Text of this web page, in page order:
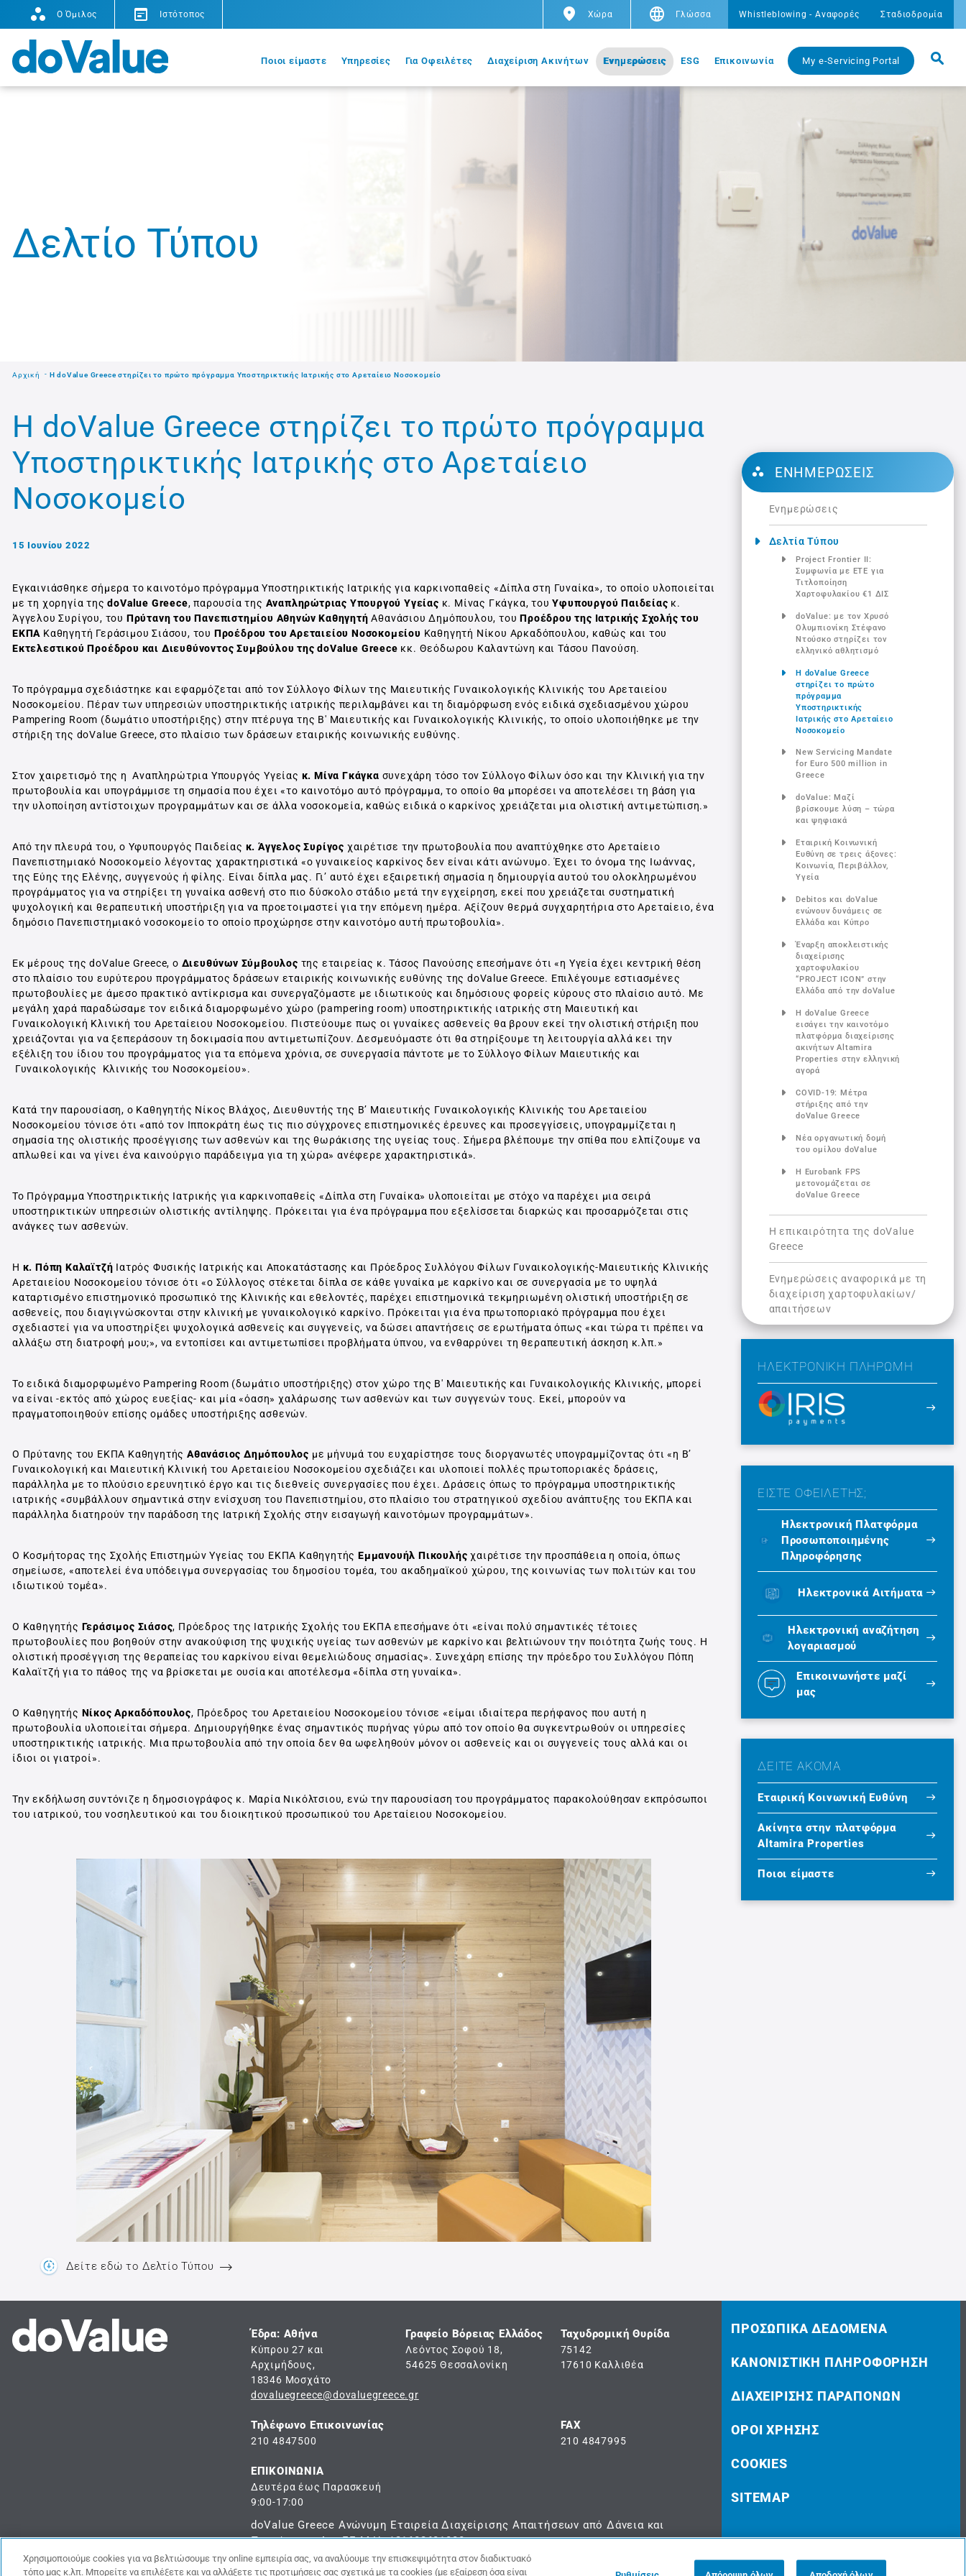
O Όμιλος Ιστότοπος Χώρα Γλώσσα Whistleblowing - Αναφορές Σταδιοδρομία
Ποιοι είμαστε Υπηρεσίες Για Οφειλέτες Διαχείριση Ακινήτων Ενημερώσεις ESG Eπικοινωνία My e-Servicing Portal
Δελτίο Τύπου
Αρχική Η doValue Greece στηρίζει το πρώτο πρόγραμμα Υποστηρικτικής Ιατρικής στο Αρεταίειο Νοσοκομείο
Η doValue Greece στηρίζει το πρώτο πρόγραμμα
Υποστηρικτικής Ιατρικής στο Αρεταίειο
Νοσοκομείο
15 Ιουνίου 2022
Εγκαινιάσθηκε σήμερα το καινοτόμο πρόγραμμα Υποστηρικτικής Ιατρικής για καρκινοπαθείς «Δίπλα στη Γυναίκα», το οποίο υλοποιείται
με τη χορηγία τηςdoValue Greece, παρουσία της Αναπληρώτριας Υπουργού Υγείας κ. Μίνας Γκάγκα, τουΥφυπουργού Παιδείας κ.
Άγγελου Συρίγου, του Πρύτανη του Πανεπιστημίου Αθηνών ΚαθηγητήΑθανάσιου Δημόπουλου, τουΠροέδρου της Ιατρικής Σχολής του
ΕΚΠΑ Καθηγητή Γεράσιμου Σιάσου, του Προέδρου του Αρεταιείου Νοσοκομείου Καθηγητή Νίκου Αρκαδόπουλου, καθώς και του
Εκτελεστικού Προέδρου και Διευθύνοντος Συμβούλου της doValue Greece κκ. Θεόδωρου Καλαντώνη και Τάσου Πανούση.
Το πρόγραμμα σχεδιάστηκε και εφαρμόζεται από τον Σύλλογο Φίλων της Μαιευτικής Γυναικολογικής Κλινικής του Αρεταιείου
Νοσοκομείου. Πέραν των υπηρεσιών υποστηρικτικής ιατρικής περιλαμβάνει και τη διαμόρφωση ενός ειδικά σχεδιασμένου χώρου
Pampering Room (δωμάτιο υποστήριξης) στην πτέρυγα της Β' Μαιευτικής και Γυναικολογικής Κλινικής, το οποίο υλοποιήθηκε με την
στήριξη της doValue Greece, στο πλαίσιο των δράσεων εταιρικής κοινωνικής ευθύνης.
Στον χαιρετισμό της η Αναπληρώτρια Υπουργός Υγείας κ. Μίνα Γκάγκα συνεχάρη τόσο τον Σύλλογο Φίλων όσο και την Κλινική για την
πρωτοβουλία και υπογράμμισε τη σημασία που έχει «το καινοτόμο αυτό πρόγραμμα, το οποίο θα μπορέσει να αποτελέσει τη βάση για
την υλοποίηση αντίστοιχων προγραμμάτων και σε άλλα νοσοκομεία, καθώς ειδικά ο καρκίνος χρειάζεται μια ολιστική αντιμετώπιση.»
Από την πλευρά του, ο Υφυπουργός Παιδείας κ. Άγγελος Συρίγος χαιρέτισε την πρωτοβουλία που αναπτύχθηκε στο Αρεταίειο
Πανεπιστημιακό Νοσοκομείο λέγοντας χαρακτηριστικά «ο γυναικείος καρκίνος δεν είναι κάτι ανώνυμο. Έχει το όνομα της Ιωάννας,
της Εύης της Ελένης, συγγενούς ή φίλης. Είναι δίπλα μας. Γι’ αυτό έχει εξαιρετική σημασία η δημιουργία αυτού του ολοκληρωμένου
προγράμματος για να στηρίξει τη γυναίκα ασθενή στο πιο δύσκολο στάδιο μετά την εγχείρηση, εκεί που χρειάζεται συστηματική
ψυχολογική και θεραπευτική υποστήριξη για να προετοιμαστεί για την επόμενη ημέρα. Αξίζουν θερμά συγχαρητήρια στο Αρεταίειο, ένα
δημόσιο Πανεπιστημιακό νοσοκομείο το οποίο προχώρησε στην καινοτόμο αυτή πρωτοβουλία».
Εκ μέρους της doValue Greece, o Διευθύνων Σύμβουλος της εταιρείας κ. Τάσος Πανούσης επεσήμανε ότι «η Υγεία έχει κεντρική θέση
στο πλαίσιο του ευρύτερου προγράμματος δράσεων εταιρικής κοινωνικής ευθύνης της doValue Greece. Επιλέγουμε εστιασμένες
πρωτοβουλίες με άμεσο πρακτικό αντίκρισμα και συνεργαζόμαστε με ιδιωτικούς και δημόσιους φορείς κύρους στο πλαίσιο αυτό. Με
μεγάλη χαρά παραδώσαμε τoν ειδικά διαμορφωμένο χώρο (pampering room) υποστηρικτικής ιατρικής στη Μαιευτική και
Γυναικολογική Κλινική του Αρεταίειου Νοσοκομείου. Πιστεύουμε πως οι γυναίκες ασθενείς θα βρουν εκεί την ολιστική στήριξη που
χρειάζονται για να ξεπεράσουν τη δοκιμασία που αντιμετωπίζουν. Δεσμευόμαστε ότι θα στηρίξουμε τη λειτουργία αλλά κει την
εξέλιξη του ίδιου του προγράμματος για τα επόμενα χρόνια, σε συνεργασία πάντοτε με το Σύλλογο Φίλων Μαιευτικής και
Γυναικολογικής Κλινικής του Νοσοκομείου».
Κατά την παρουσίαση, ο Καθηγητής Νίκος Βλάχος, Διευθυντής της Β’ Μαιευτικής Γυναικολογικής Κλινικής του Αρεταιείου
Νοσοκομείου τόνισε ότι «από τον Ιπποκράτη έως τις πιο σύγχρονες επιστημονικές έρευνες και προσεγγίσεις, υπογραμμίζεται η
σημασία της ολιστικής προσέγγισης των ασθενών και της θωράκισης της υγείας τους. Σήμερα βλέπουμε την σπίθα που ελπίζουμε να
απλωθεί και να γίνει ένα καινούργιο παράδειγμα για τη χώρα» ανέφερε χαρακτηριστικά».
To Πρόγραμμα Υποστηρικτικής Ιατρικής για καρκινοπαθείς «Δίπλα στη Γυναίκα» υλοποιείται με στόχο να παρέχει μια σειρά
υποστηρικτικών υπηρεσιών ολιστικής αντίληψης. Πρόκειται για ένα πρόγραμμα που εξελίσσεται διαρκώς και προσαρμόζεται στις
ανάγκες των ασθενών.
Η κ. Πόπη Καλαϊτζή Ιατρός Φυσικής Ιατρικής και Αποκατάστασης και Πρόεδρος Συλλόγου Φίλων Γυναικολογικής-Μαιευτικής Κλινικής
Αρεταιείου Νοσοκομείου τόνισε ότι «ο Σύλλογος στέκεται δίπλα σε κάθε γυναίκα με καρκίνο και σε συνεργασία με το υψηλά
καταρτισμένο επιστημονικό προσωπικό της Κλινικής και εθελοντές, παρέχει επιστημονικά τεκμηριωμένη ολιστική υποστήριξη σε
ασθενείς, που διαγιγνώσκονται στην κλινική με γυναικολογικό καρκίνο. Πρόκειται για ένα πρωτοποριακό πρόγραμμα που έχει
σχεδιαστεί για να υποστηρίξει ψυχολογικά ασθενείς και συγγενείς, να δώσει απαντήσεις σε ερωτήματα όπως «και τώρα τι πρέπει να
αλλάξω στη διατροφή μου;», να εντοπίσει και αντιμετωπίσει προβλήματα ύπνου, να ενθαρρύνει τη θεραπευτική άσκηση κ.λπ.»
Το ειδικά διαμορφωμένο Pampering Room (δωμάτιο υποστήριξης) στον χώρο της Β' Μαιευτικής και Γυναικολογικής Κλινικής, μπορεί
να είναι -εκτός από χώρος ευεξίας- και μία «όαση» χαλάρωσης των ασθενών και των συγγενών τους. Εκεί, μπορούν να
πραγματοποιηθούν επίσης ομάδες υποστήριξης ασθενών.
O Πρύτανης του ΕΚΠΑ Καθηγητής Αθανάσιος Δημόπουλος με μήνυμά του ευχαρίστησε τους διοργανωτές υπογραμμίζοντας ότι «η Β’
Γυναικολογική και Μαιευτική Κλινική του Αρεταιείου Νοσοκομείου σχεδιάζει και υλοποιεί πολλές πρωτοποριακές δράσεις,
παράλληλα με το πλούσιο ερευνητικό έργο και τις διεθνείς συνεργασίες που έχει. Δράσεις όπως το πρόγραμμα υποστηρικτικής
ιατρικής «συμβάλλουν σημαντικά στην ενίσχυση του Πανεπιστημίου, στο πλαίσιο του στρατηγικού σχεδίου ανάπτυξης του ΕΚΠΑ και
παράλληλα διατηρούν την παράδοση της Ιατρική Σχολής στην εισαγωγή καινοτόμων προγραμμάτων».
Ο Κοσμήτορας της Σχολής Επιστημών Υγείας του ΕΚΠΑ Καθηγητής Εμμανουήλ Πικουλής χαιρέτισε την προσπάθεια η οποία, όπως
σημείωσε, «αποτελεί ένα υπόδειγμα συνεργασίας του δημοσίου τομέα, του ακαδημαϊκού χώρου, της κοινωνίας των πολιτών και του
ιδιωτικού τομέα».
Ο Καθηγητής Γεράσιμος Σιάσος, Πρόεδρος της Ιατρικής Σχολής του ΕΚΠΑ επεσήμανε ότι «είναι πολύ σημαντικές τέτοιες
πρωτοβουλίες που βοηθούν στην ανακούφιση της ψυχικής υγείας των ασθενών με καρκίνο και βελτιώνουν την ποιότητα ζωής τους. Η
ολιστική προσέγγιση της θεραπείας του καρκίνου είναι θεμελιώδους σημασίας». Συνεχάρη επίσης την πρόεδρο του Συλλόγου Πόπη
Καλαϊτζή για το πάθος της να βρίσκεται με ουσία και αποτέλεσμα «δίπλα στη γυναίκα».
Ο Καθηγητής Νίκος Αρκαδόπουλος, Πρόεδρος του Αρεταιείου Νοσοκομείου τόνισε «είμαι ιδιαίτερα περήφανος που αυτή η
πρωτοβουλία υλοποιείται σήμερα. Δημιουργήθηκε ένας σημαντικός πυρήνας γύρω από τον οποίο θα συγκεντρωθούν οι υπηρεσίες
υποστηρικτικής ιατρικής. Μια πρωτοβουλία από την οποία δεν θα ωφεληθούν μόνον οι ασθενείς και οι συγγενείς τους αλλά και οι
ίδιοι οι γιατροί».
Την εκδήλωση συντόνιζε η δημοσιογράφος κ. Μαρία Νικόλτσιου, ενώ την παρουσίαση του προγράμματος παρακολούθησαν εκπρόσωποι
του ιατρικού, του νοσηλευτικού και του διοικητικού προσωπικού του Αρεταίειου Νοσοκομείου.
Δείτε εδώ το Δελτίο Τύπου
ΕΝΗΜΕΡΏΣΕΙΣ
Ενημερώσεις
Δελτία Τύπου
Project Frontier ΙΙ:
Συμφωνία με ΕΤΕ για
Τιτλοποίηση
Χαρτοφυλακίου €1 ΔΙΣ
doValue: με τον Χρυσό
Ολυμπιονίκη Στέφανο
Ντούσκο στηρίζει τον
ελληνικό αθλητισμό
Η doValue Greece
στηρίζει το πρώτο
πρόγραμμα
Υποστηρικτικής
Ιατρικής στο Αρεταίειο
Νοσοκομείο
New Servicing Mandate
for Euro 500 million in
Greece
doValue: Μαζί
βρίσκουμε λύση – τώρα
και ψηφιακά
Εταιρική Κοινωνική
Ευθύνη σε τρεις άξονες:
Κοινωνία, Περιβάλλον,
Υγεία
Debitos και doValue
ενώνουν δυνάμεις σε
Ελλάδα και Κύπρο
Έναρξη αποκλειστικής
διαχείρισης
χαρτοφυλακίου
“PROJECT ICON” στην
Ελλάδα από την doValue
Η doValue Greece
εισάγει την καινοτόμο
πλατφόρμα διαχείρισης
ακινήτων Altamira
Properties στην ελληνική
αγορά
COVID-19: Μέτρα
στήριξης από την
doValue Greece
Νέα οργανωτική δομή
του ομίλου doValue
Η Eurobank FPS
μετονομάζεται σε
doValue Greece
Η επικαιρότητα της doValue
Greece
Ενημερώσεις αναφορικά με τη
διαχείριση χαρτοφυλακίων/
απαιτήσεων
ΗΛΕΚΤΡΟΝΙΚΉ ΠΛΗΡΩΜΉ
ΕΙΣΤΕ ΟΦΕΙΛΕΤΗΣ;
Ηλεκτρονική Πλατφόρμα
Προσωποποιημένης
Πληροφόρησης
Ηλεκτρονικά Αιτήματα
Ηλεκτρονική αναζήτηση
λογαριασμού
Επικοινωνήστε μαζί
μας
ΔΕΙΤΕ ΑΚΟΜΑ
Εταιρική Κοινωνική Ευθύνη
Ακίνητα στην πλατφόρμα
Altamira Properties
Ποιοι είμαστε
Έδρα: Αθήνα
Κύπρου 27 και
Αρχιμήδους,
18346 Μοσχάτο
dovaluegreece@dovaluegreece.gr
Γραφείο Βόρειας Ελλάδος
Λεόντος Σοφού 18,
54625 Θεσσαλονίκη
Ταχυδρομική Θυρίδα
75142
17610 Καλλιθέα
Τηλέφωνο Επικοινωνίας
210 4847500
FAX
210 4847995
ΕΠΙΚΟΙΝΩΝΙΑ
Δευτέρα έως Παρασκευή
9:00-17:00
doValue Greece Ανώνυμη Εταιρεία Διαχείρισης Απαιτήσεων από Δάνεια και
Πιστώσεις - Αρ. Γ.Ε.Μ.Η.:121602601000
ΠΡΟΣΩΠΙΚΆ ΔΕΔΟΜΈΝΑ
ΚΑΝΟΝΙΣΤΙΚΉ ΠΛΗΡΟΦΌΡΗΣΗ
ΔΙΑΧΕΊΡΙΣΗΣ ΠΑΡΑΠΌΝΩΝ
ΌΡΟΙ ΧΡΉΣΗΣ
COOKIES
SITEMAP
© 2023 doValue Greece
Χρησιμοποιούμε cookies για να βελτιώσουμε την online εμπειρία σας, να αναλύουμε την επισκεψιμότητα στον διαδικτυακό
τόπο μας κ.λπ. Μπορείτε να επιλέξετε και να αλλάξετε τις προτιμήσεις σας σχετικά με τα cookies (με εξαίρεση όσα είναι